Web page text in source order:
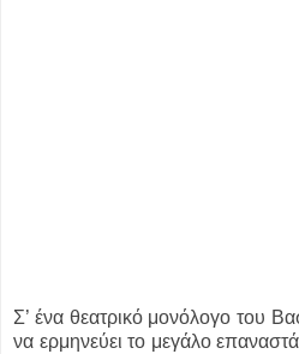
Σ’ ένα θεατρικό μονόλογο του
να ερμηνεύει το μεγάλο